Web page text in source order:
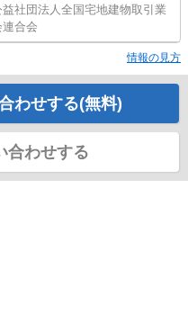
益社団法人全国宅地建物取引業
合会
情報の見方
わせする(無料)
合わせする